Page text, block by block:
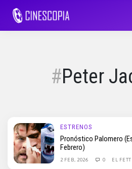
Peter
ESTRENOS
Pronóstico Palomero
Febrero)
2 FEB, 2026 0 EL FETT